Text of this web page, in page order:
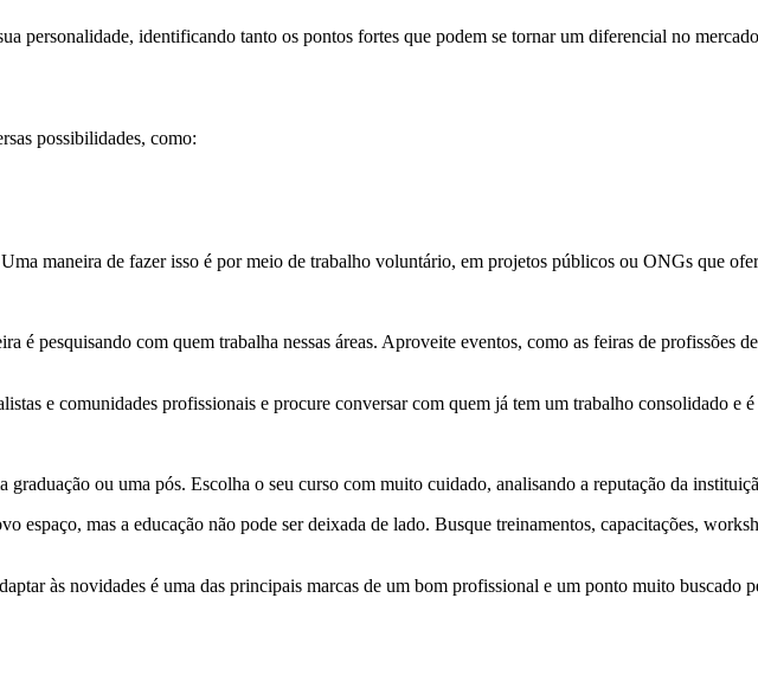
personalidade, identificando tanto os pontos fortes que podem se tornar um diferencial no
possibilidades, como:
maneira de fazer isso é por meio de trabalho voluntário, em projetos públicos ou ONGs que
é pesquisando com quem trabalha nessas áreas. Aproveite eventos, como as feiras de profissões
e comunidades profissionais e procure conversar com quem já tem um trabalho consolidado e
ou uma pós. Escolha o seu curso com muito cuidado, analisando a reputação da
espaço, mas a educação não pode ser deixada de lado. Busque treinamentos, capacitações,
às novidades é uma das principais marcas de um bom profissional e um ponto muito buscado